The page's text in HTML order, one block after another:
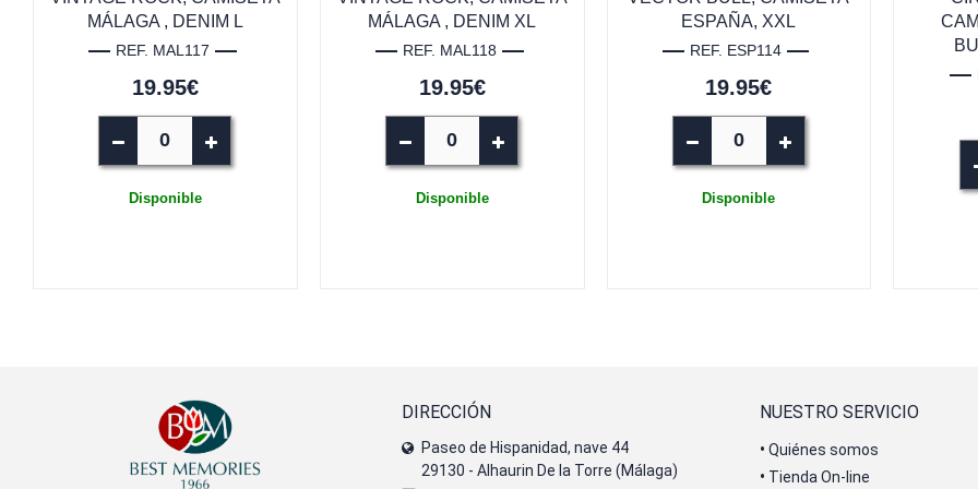
MÁLAGA , DENIM L
REF. MAL117
19.95€
Disponible
MÁLAGA , DENIM XL
REF. MAL118
19.95€
Disponible
ESPAÑA, XXL
REF. ESP114
19.95€
Disponible
DIRECCIÓN
Paseo de Hispanidad, nave 44
29130 - Alhaurin De la Torre (Málaga)
NUESTRO SERVICIO
• Quiénes somos
• Tienda On-line